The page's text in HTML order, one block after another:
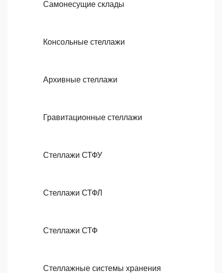
Самонесущие склады
Консольные стеллажи
Архивные стеллажи
Гравитационные стеллажи
Стеллажи СТФУ
Стеллажи СТФЛ
Стеллажи СТФ
Стеллажные системы хранения